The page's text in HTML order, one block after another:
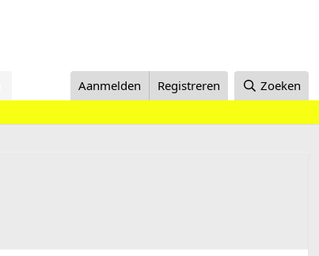
Aanmelden Registreren Zoeken